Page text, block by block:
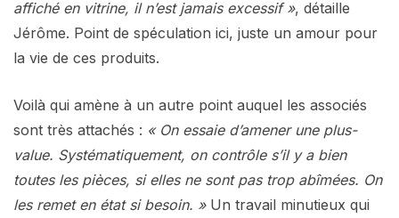
affiché en vitrine, il n’est jamais excessif », détaille
Jérôme. Point de spéculation ici, juste un amour pour
la vie de ces produits.
Voilà qui amène à un autre point auquel les associés
sont très attachés : « On essaie d’amener une plus-
value. Systématiquement, on contrôle s’il y a bien
toutes les pièces, si elles ne sont pas trop abîmées. On
les remet en état si besoin. » Un travail minutieux qui